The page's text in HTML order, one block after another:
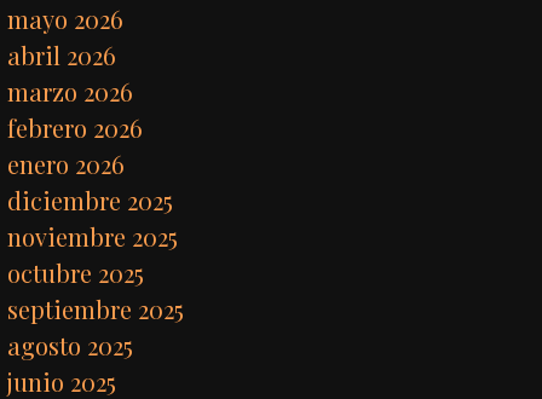
mayo 2026
abril 2026
marzo 2026
febrero 2026
enero 2026
diciembre 2025
noviembre 2025
octubre 2025
septiembre 2025
agosto 2025
junio 2025